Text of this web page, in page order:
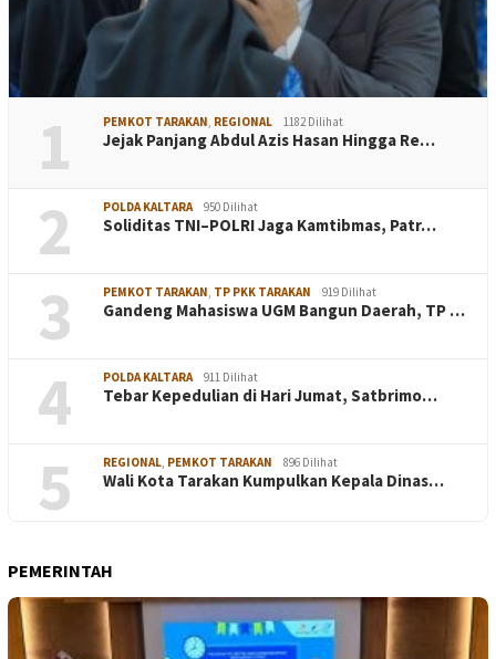
1 PEMKOT TARAKAN, REGIONAL 1182 Dilihat
Jejak Panjang Abdul Azis Hasan Hingga Re…
2 POLDA KALTARA 950 Dilihat
Soliditas TNI–POLRI Jaga Kamtibmas, Patr…
3 PEMKOT TARAKAN, TP PKK TARAKAN 919 Dilihat
Gandeng Mahasiswa UGM Bangun Daerah, TP …
4 POLDA KALTARA 911 Dilihat
Tebar Kepedulian di Hari Jumat, Satbrimo…
5 REGIONAL, PEMKOT TARAKAN 896 Dilihat
Wali Kota Tarakan Kumpulkan Kepala Dinas…
PEMERINTAH